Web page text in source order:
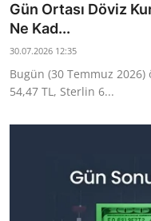
Gün Ortası Döviz
Ne Kad...
30.07.2026 12:35
Bugün (30 Temmuz
54,47 TL, Sterlin 6...